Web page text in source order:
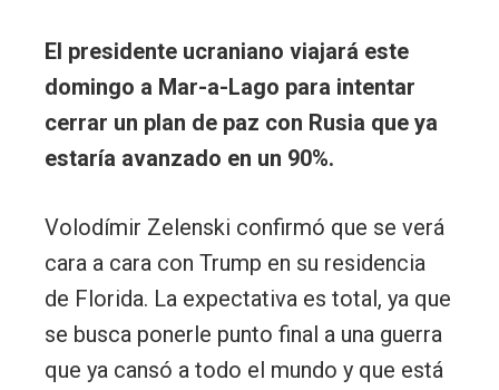
El presidente ucraniano viajará este
domingo a Mar-a-Lago para intentar
cerrar un plan de paz con Rusia que ya
estaría avanzado en un 90%.
Volodímir Zelenski confirmó que se verá
cara a cara con Trump en su residencia
de Florida. La expectativa es total, ya que
se busca ponerle punto final a una guerra
que ya cansó a todo el mundo y que está